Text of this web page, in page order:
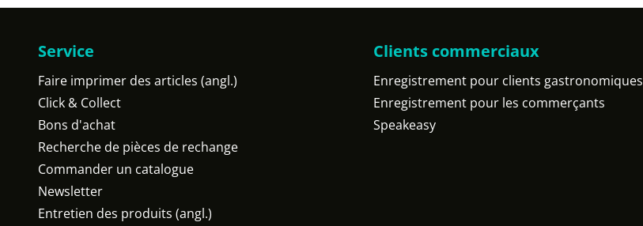
Service
Faire imprimer des articles (angl.)
Click & Collect
Bons d'achat
Recherche de pièces de rechange
Commander un catalogue
Newsletter
Entretien des produits (angl.)
Clients commerciaux
Enregistrement pour clients gastronomiques
Enregistrement pour les commerçants
Speakeasy